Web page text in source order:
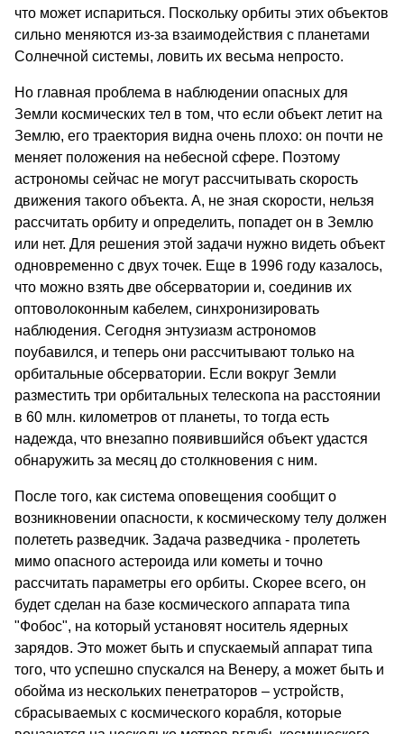
что может испариться. Поскольку орбиты этих объектов
сильно меняются из-за взаимодействия с планетами
Солнечной системы, ловить их весьма непросто.
Но главная проблема в наблюдении опасных для
Земли космических тел в том, что если объект летит на
Землю, его траектория видна очень плохо: он почти не
меняет положения на небесной сфере. Поэтому
астрономы сейчас не могут рассчитывать скорость
движения такого объекта. А, не зная скорости, нельзя
рассчитать орбиту и определить, попадет он в Землю
или нет. Для решения этой задачи нужно видеть объект
одновременно с двух точек. Еще в 1996 году казалось,
что можно взять две обсерватории и, соединив их
оптоволоконным кабелем, синхронизировать
наблюдения. Сегодня энтузиазм астрономов
поубавился, и теперь они рассчитывают только на
орбитальные обсерватории. Если вокруг Земли
разместить три орбитальных телескопа на расстоянии
в 60 млн. километров от планеты, то тогда есть
надежда, что внезапно появившийся объект удастся
обнаружить за месяц до столкновения с ним.
После того, как система оповещения сообщит о
возникновении опасности, к космическому телу должен
полететь разведчик. Задача разведчика - пролететь
мимо опасного астероида или кометы и точно
рассчитать параметры его орбиты. Скорее всего, он
будет сделан на базе космического аппарата типа
"Фобос", на который установят носитель ядерных
зарядов. Это может быть и спускаемый аппарат типа
того, что успешно спускался на Венеру, а может быть и
обойма из нескольких пенетраторов – устройств,
сбрасываемых с космического корабля, которые